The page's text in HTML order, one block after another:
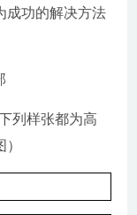
成功的解决方法
列样张都为高